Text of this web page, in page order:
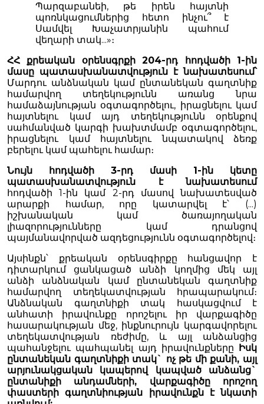
Պարզաբանեի, թե իրեն հայտնի
պոռնկացումներից հետո ինչու՞ է
Սամվել Խաչատրյանին պահում
վեղարի տակ...»։
ՀՀ քրեական օրենսգրքի 204-րդ հոդվածի 1-ին
մասը պատասխանատվություն է նախատեսում՝
Մարդու անձնական կամ ընտանեկան գաղտնիք
համարվող տեղեկությունն առանց նրա
համաձայնության օգտագործելու, իրացնելու կամ
հայտնելու կամ այդ տեղեկությունն օրենքով
սահմանված կարգի խախտմամբ օգտագործելու,
իրացնելու կամ հայտնելու նպատակով ձեռք
բերելու կամ պահելու համար։
Նույն հոդվածի 3-րդ մասի 1-ին կետը
պատասխանատվություն է նախատեսում
հոդվածի 1-ին կամ 2-րդ մասով նախատեսված
արարքի համար, որը կատարվել է՝ (...)
իշխանական կամ ծառայողական
լիազորությունները կամ դրանցով
պայմանավորված ազդեցությունն օգտագործելով։
Այսինքն՝ քրեական օրենսգիրքը հանցավոր է
դիտարկում ցանկացած անձի կողմից մեկ այլ
անձի անձնական կամ ընտանեկան գաղտնիք
համարվող տեղեկատվության հրապարակում։
Անձնական գաղտնիքի տակ հասկացվում է
անհատի իրավունքը որոշելու իր վարքագիծը
հասարակության մեջ, ինքնուրույն կարգավորելու
տեղեկատվության ռեժիմը, և այլ անձանցից
պահանջելու պահպանել այդ իրավունքները Իսկ
ընտանեկան գաղտնիքի տակ` ոչ թե մի քանի, այլ
արյունակցական կապերով կապված անձանց`
ընտանիքի անդամների, վարքագիծը որոշող
փաստերի գաղտնիության իրավունքն է նկատի